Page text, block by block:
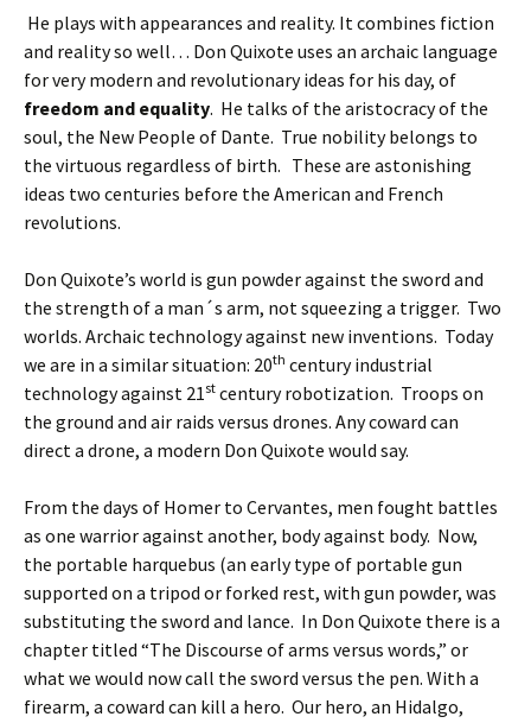
He plays with appearances and reality. It combines fiction
and reality so well… Don Quixote uses an archaic language
for very modern and revolutionary ideas for his day, of
freedom and equality. He talks of the aristocracy of the
soul, the New People of Dante. True nobility belongs to
the virtuous regardless of birth. These are astonishing
ideas two centuries before the American and French
revolutions.
Don Quixote’s world is gun powder against the sword and
the strength of a man´s arm, not squeezing a trigger. Two
worlds. Archaic technology against new inventions. Today
we are in a similar situation: 20th century industrial
technology against 21 st century robotization. Troops on
the ground and air raids versus drones. Any coward can
direct a drone, a modern Don Quixote would say.
From the days of Homer to Cervantes, men fought battles
as one warrior against another, body against body. Now,
the portable harquebus (an early type of portable gun
supported on a tripod or forked rest, with gun powder, was
substituting the sword and lance. In Don Quixote there is a
chapter titled “The Discourse of arms versus words,” or
what we would now call the sword versus the pen. With a
firearm, a coward can kill a hero. Our hero, an Hidalgo,